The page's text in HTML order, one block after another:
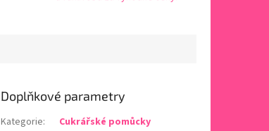
Doplňkové parametry
Kategorie:
Cukrářské pomůcky